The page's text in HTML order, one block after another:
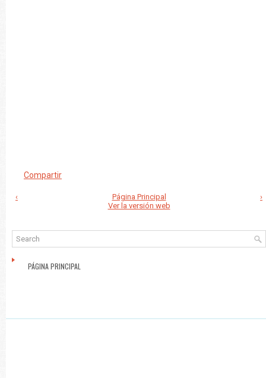
Compartir
‹ ›
Página Principal
Ver la versión web
PÁGINA PRINCIPAL